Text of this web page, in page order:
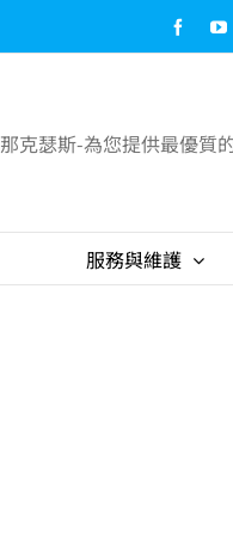
那克瑟斯-為您提供最優質
服務與維護